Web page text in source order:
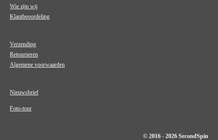
Wie zijn wij
Klantbeoordeling
Verzending
Retourneren
Algemene voorwaarden
Nieuwsbrief
Foto-tour
© 2016 - 2026 SecondSpin